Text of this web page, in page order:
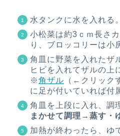
水タンクに水を入れる
小松菜は約3ｃｍ長さ
り、ブロッコリーは小
角皿に野菜を入れたザ
ヒビを入れてザルの上
※角ザル （←クリック
に足が付いていれば付
角皿を上段に入れ、調
まかせて調理→蒸す・
加熱が終わったら、ゆ